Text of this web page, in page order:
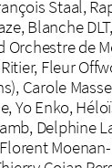
Staal,
Blanche
Orchestre
Fleur
Carole
Yo Enko,
Delphine